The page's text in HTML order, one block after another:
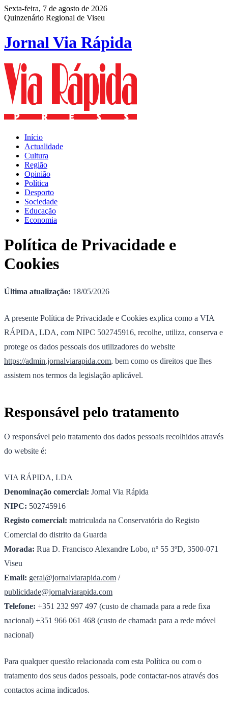
Sexta-feira, 7 de agosto de 2026
Quinzenário Regional de Viseu
Jornal Via Rápida
Início
Actualidade
Cultura
Região
Opinião
Política
Desporto
Sociedade
Educação
Economia
Política de Privacidade e
Cookies
Última atualização: 18/05/2026
A presente Política de Privacidade e Cookies explica como a VIA
RÁPIDA, LDA, com NIPC 502745916, recolhe, utiliza, conserva e
protege os dados pessoais dos utilizadores do website
https://admin.jornalviarapida.com, bem como os direitos que lhes
assistem nos termos da legislação aplicável.
Responsável pelo tratamento
O responsável pelo tratamento dos dados pessoais recolhidos através
do website é:
VIA RÁPIDA, LDA
Denominação comercial: Jornal Via Rápida
NIPC: 502745916
Registo comercial: matriculada na Conservatória do Registo
Comercial do distrito da Guarda
Morada: Rua D. Francisco Alexandre Lobo, nº 55 3ºD, 3500-071
Viseu
Email: geral@jornalviarapida.com /
publicidade@jornalviarapida.com
Telefone: +351 232 997 497 (custo de chamada para a rede fixa
nacional) +351 966 061 468 (custo de chamada para a rede móvel
nacional)
Para qualquer questão relacionada com esta Política ou com o
tratamento dos seus dados pessoais, pode contactar-nos através dos
contactos acima indicados.